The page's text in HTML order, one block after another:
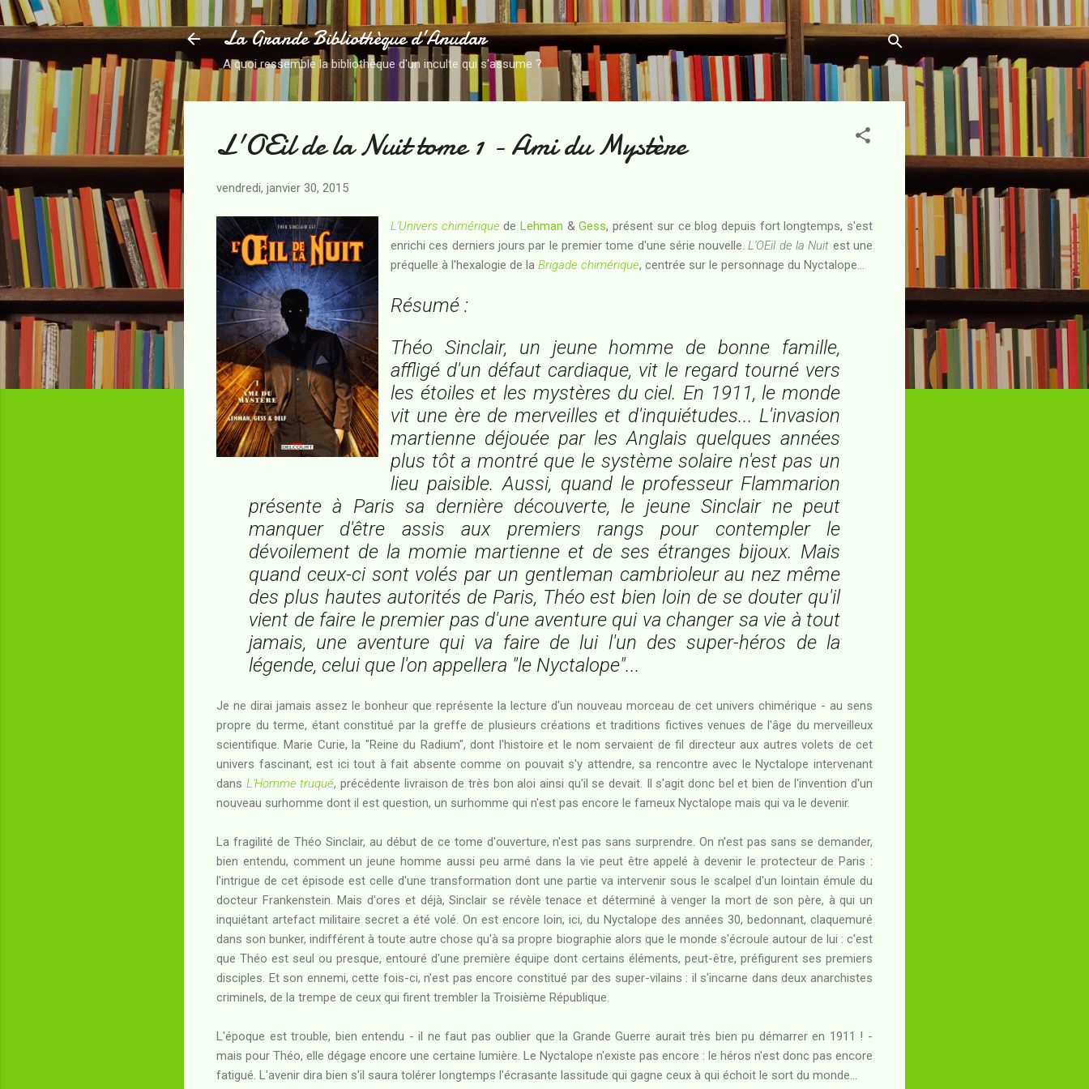
Accéder au contenu principal
La Grande Bibliothèque d’Anudar
A quoi ressemble la bibliothèque d'un inculte qui s'assume ?
L'OEil de la Nuit tome 1 - Ami du Mystère
vendredi, janvier 30, 2015
L'Univers chimérique deLehman &Gess, présent sur ce blog depuis fort longtemps, s'est
enrichi ces derniers jours par le premier tome d'une série nouvelle.L'OEil de la Nuit est une
préquelle à l'hexalogie de la Brigade chimérique, centrée sur le personnage du Nyctalope...
Résumé :
Théo Sinclair, un jeune homme de bonne famille,
affligé d'un défaut cardiaque, vit le regard tourné vers
les étoiles et les mystères du ciel. En 1911, le monde
vit une ère de merveilles et d'inquiétudes... L'invasion
martienne déjouée par les Anglais quelques années
plus tôt a montré que le système solaire n'est pas un
lieu paisible. Aussi, quand le professeur Flammarion
présente à Paris sa dernière découverte, le jeune Sinclair ne peut
manquer d'être assis aux premiers rangs pour contempler le
dévoilement de la momie martienne et de ses étranges bijoux. Mais
quand ceux-ci sont volés par un gentleman cambrioleur au nez même
des plus hautes autorités de Paris, Théo est bien loin de se douter qu'il
vient de faire le premier pas d'une aventure qui va changer sa vie à tout
jamais, une aventure qui va faire de lui l'un des super-héros de la
légende, celui que l'on appellera "le Nyctalope"...
Je ne dirai jamais assez le bonheur que représente la lecture d'un nouveau morceau de cet univers chimérique - au sens
propre du terme, étant constitué par la greffe de plusieurs créations et traditions fictives venues de l'âge du merveilleux
scientifique. Marie Curie, la "Reine du Radium", dont l'histoire et le nom servaient de fil directeur aux autres volets de cet
univers fascinant, est ici tout à fait absente comme on pouvait s'y attendre, sa rencontre avec le Nyctalope intervenant
dans L'Homme truqué, précédente livraison de très bon aloi ainsi qu'il se devait. Il s'agit donc bel et bien de l'invention d'un
nouveau surhomme dont il est question, un surhomme qui n'est pas encore le fameux Nyctalope mais qui va le devenir.
La fragilité de Théo Sinclair, au début de ce tome d'ouverture, n'est pas sans surprendre. On n'est pas sans se demander,
bien entendu, comment un jeune homme aussi peu armé dans la vie peut être appelé à devenir le protecteur de Paris :
l'intrigue de cet épisode est celle d'une transformation dont une partie va intervenir sous le scalpel d'un lointain émule du
docteur Frankenstein. Mais d'ores et déjà, Sinclair se révèle tenace et déterminé à venger la mort de son père, à qui un
inquiétant artefact militaire secret a été volé. On est encore loin, ici, du Nyctalope des années 30, bedonnant, claquemuré
dans son bunker, indifférent à toute autre chose qu'à sa propre biographie alors que le monde s'écroule autour de lui : c'est
que Théo est seul ou presque, entouré d'une première équipe dont certains éléments, peut-être, préfigurent ses premiers
disciples. Et son ennemi, cette fois-ci, n'est pas encore constitué par des super-vilains : il s'incarne dans deux anarchistes
criminels, de la trempe de ceux qui firent trembler la Troisième République.
L'époque est trouble, bien entendu - il ne faut pas oublier que la Grande Guerre aurait très bien pu démarrer en 1911 ! -
mais pour Théo, elle dégage encore une certaine lumière. Le Nyctalope n'existe pas encore : le héros n'est donc pas encore
fatigué. L'avenir dira bien s'il saura tolérer longtemps l'écrasante lassitude qui gagne ceux à qui échoit le sort du monde...